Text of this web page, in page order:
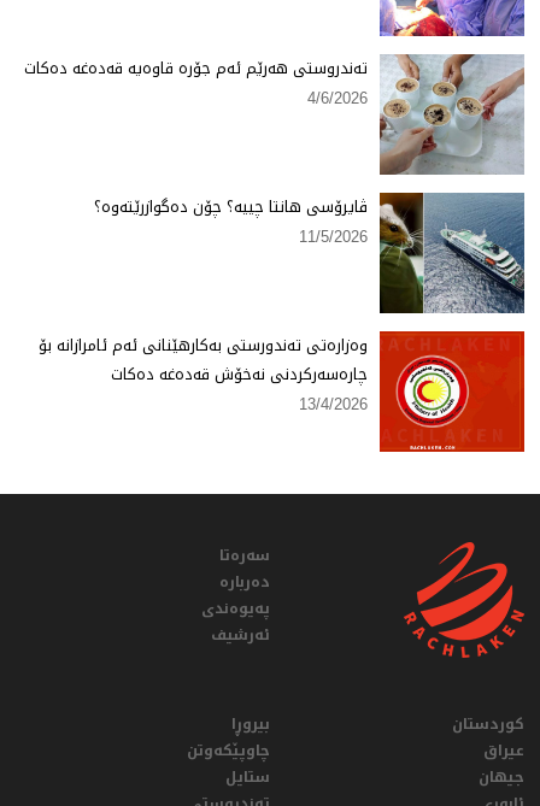
تەندروستی هەرێم ئەم جۆرە قاوەیە قەدەغە دەكات
4/6/2026
ڤایرۆسی هانتا چییە؟ چۆن دەگوازرێتەوە؟
11/5/2026
وەزارەتی تەندورستی بەكارهێنانی ئەم ئامرازانە بۆ
چارەسەركردنی نەخۆش قەدەغە دەكات
13/4/2026
سەرەتا
دەربارە
پەیوەندی
ئەرشیف
کوردستان
عيراق
جیهان
بیروڕا
چاوپێکەوتن
ستایل